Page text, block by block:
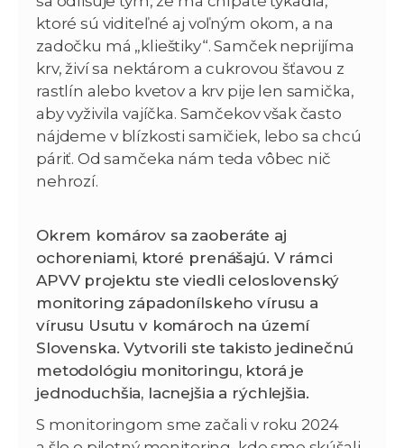
ktoré sú viditeľné aj voľným okom, a na
zadočku má „klieštiky“. Samček neprijíma
krv, živí sa nektárom a cukrovou šťavou z
rastlín alebo kvetov a krv pije len samička,
aby vyživila vajíčka. Samčekov však často
nájdeme v blízkosti samičiek, lebo sa chcú
páriť. Od samčeka nám teda vôbec nič
nehrozí.
Okrem komárov sa zaoberáte aj
ochoreniami, ktoré prenášajú. V rámci
APVV projektu ste viedli celoslovenský
monitoring západonílskeho vírusu a
vírusu Usutu v komároch na území
Slovenska. Vytvorili ste takisto jedinečnú
metodológiu monitoringu, ktorá je
jednoduchšia, lacnejšia a rýchlejšia.
S monitoringom sme začali v roku 2024